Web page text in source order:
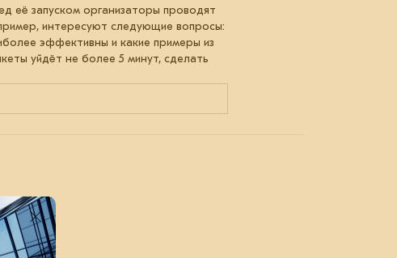
её запуском организаторы проводят
интересуют следующие вопросы:
эффективны и какие примеры из
уйдёт не более 5 минут, сделать